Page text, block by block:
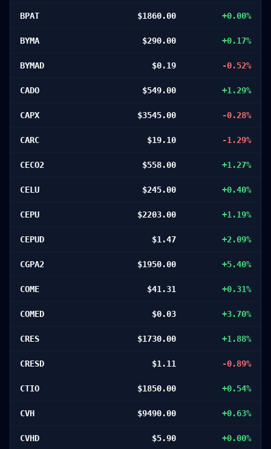
BPAT $1860.00 +0.00%
BYMA $290.00 +0.17%
BYMAD $0.19 -0.52%
CADO $549.00 +1.29%
CAPX $3545.00 -0.28%
CARC $19.10 -1.29%
CECO2 $558.00 +1.27%
CELU $245.00 +0.40%
CEPU $2203.00 +1.19%
CEPUD $1.47 +2.09%
CGPA2 $1950.00 +5.40%
COME $41.31 +0.31%
COMED $0.03 +3.70%
CRES $1730.00 +1.88%
CRESD $1.11 -0.89%
CTIO $1850.00 +0.54%
CVH $9490.00 +0.63%
CVHD $5.90 +0.00%